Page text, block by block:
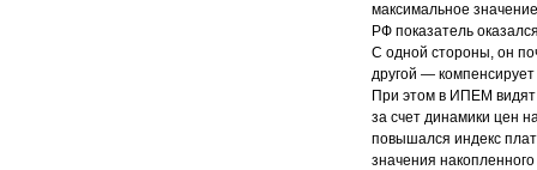
максимальное
РФ показатель
С одной стороны, он
другой —
При этом в ИПЕМ
за счет динамики цен
повышался индекс
значения